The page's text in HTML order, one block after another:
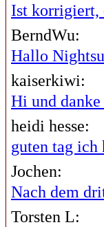
Ist korrigiert,
BerndWu:
Hallo
kaiserkiwi:
Hi und
heidi hesse:
guten tag ich
Jochen:
Nach dem
Torsten L: